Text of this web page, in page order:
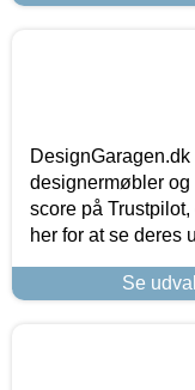
designermøbler
score på
her for at se deres
Se